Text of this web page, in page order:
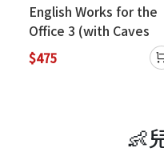
English Works for the
Office 3 (with Caves
WebSource)
$475
👶